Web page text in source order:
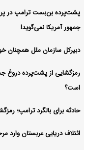
پشت‌پرده بن‌بست ترامپ در
جمهور آمریکا نمی‌گوید!
دبیرکل سازمان ملل همچنان
رمزگشایی از پشت‌پرده دروغ
است؟
حادثه برای بالگرد ترامپ؛
ائتلاف دریایی عربستان وارد